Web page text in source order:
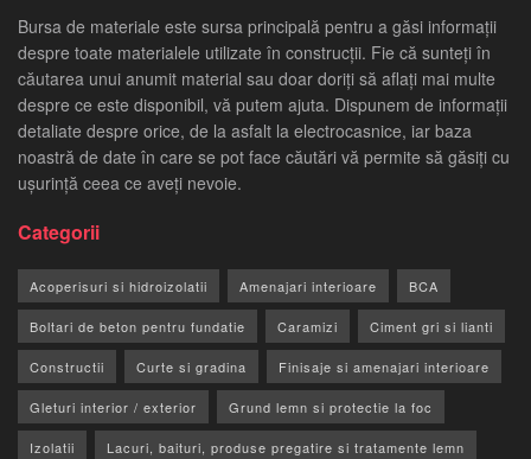
Bursa de materiale este sursa principală pentru a găsi informații
despre toate materialele utilizate în construcții. Fie că sunteți în
căutarea unui anumit material sau doar doriți să aflați mai multe
despre ce este disponibil, vă putem ajuta. Dispunem de informații
detaliate despre orice, de la asfalt la electrocasnice, iar baza
noastră de date în care se pot face căutări vă permite să găsiți cu
ușurință ceea ce aveți nevoie.
Categorii
Acoperisuri si hidroizolatii Amenajari interioare BCA
Boltari de beton pentru fundatie Caramizi Ciment gri si lianti
Constructii Curte si gradina Finisaje si amenajari interioare
Gleturi interior / exterior Grund lemn si protectie la foc
Izolatii Lacuri, baituri, produse pregatire si tratamente lemn